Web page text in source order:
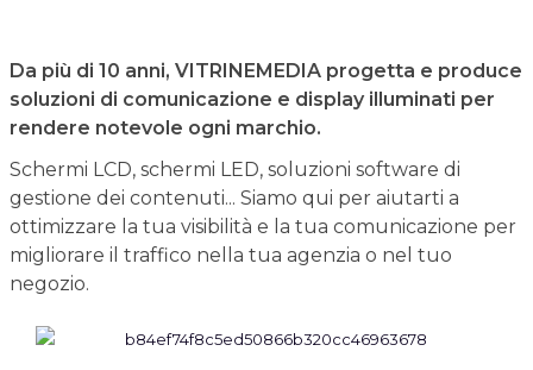
Da più di 10 anni, VITRINEMEDIA progetta e produce
soluzioni di comunicazione e display illuminati per
rendere notevole ogni marchio.
Schermi LCD, schermi LED, soluzioni software di
gestione dei contenuti... Siamo qui per aiutarti a
ottimizzare la tua visibilità e la tua comunicazione per
migliorare il traffico nella tua agenzia o nel tuo
negozio.